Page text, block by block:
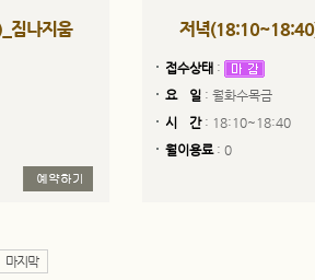
짐나지움 저녁
접수상태 :
요 일 : 월화수목금
시 간: 18:10~18:40
월이용료: 0
마지막